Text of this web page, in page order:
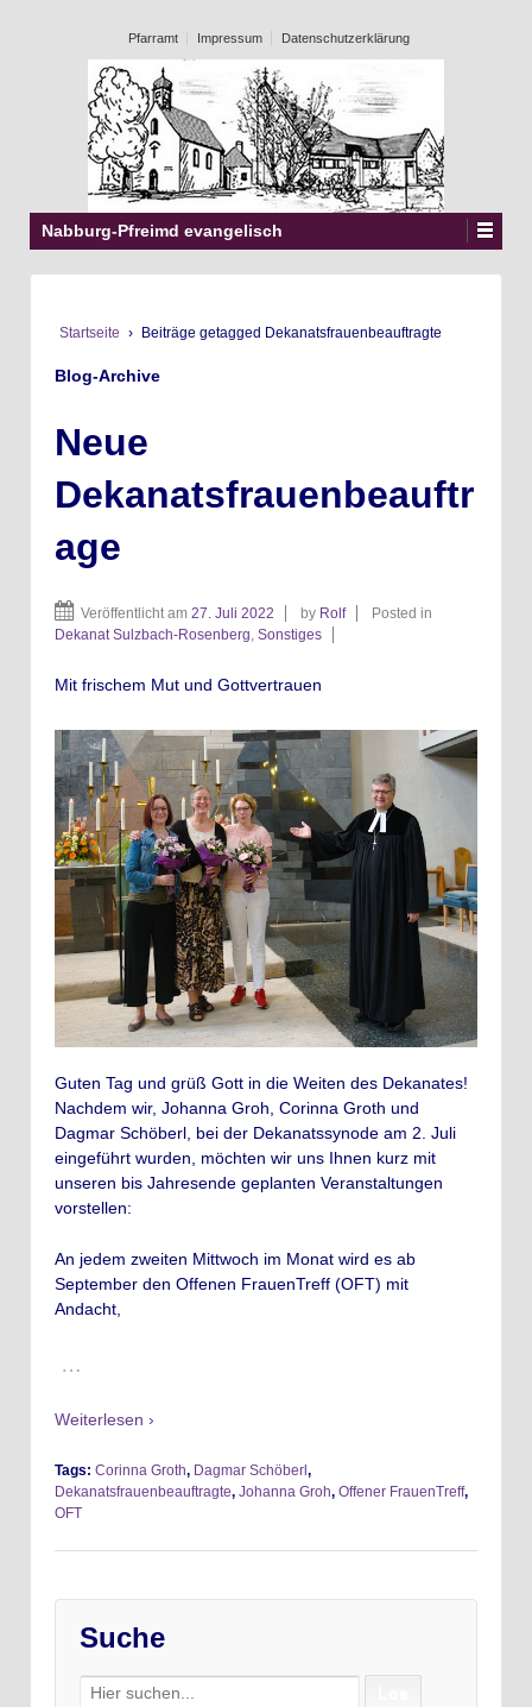
Pfarramt Impressum Datenschutzerklärung
Nabburg-Pfreimd evangelisch
Startseite › Beiträge getagged Dekanatsfrauenbeauftragte
Blog-Archive
Neue
Dekanatsfrauenbeauftr
age
Veröffentlicht am 27. Juli 2022 by Rolf
Posted in
Dekanat Sulzbach-Rosenberg, Sonstiges
Mit frischem Mut und Gottvertrauen
Guten Tag und grüß Gott in die Weiten des Dekanates!
Nachdem wir, Johanna Groh, Corinna Groth und
Dagmar Schöberl, bei der Dekanatssynode am 2. Juli
eingeführt wurden, möchten wir uns Ihnen kurz mit
unseren bis Jahresende geplanten Veranstaltungen
vorstellen:
An jedem zweiten Mittwoch im Monat wird es ab
September den Offenen FrauenTreff (OFT) mit
Andacht,
…
Weiterlesen ›
Tags: Corinna Groth, Dagmar Schöberl,
Dekanatsfrauenbeauftragte, Johanna Groh, Offener FrauenTreff,
OFT
Suche
Search